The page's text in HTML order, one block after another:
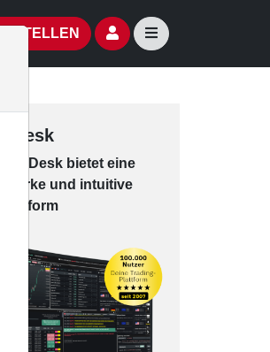
und Artikelsuche öffnen
BESTELLEN Seitennavigation
Desk
Desk bie­tet eine
und in­tui­tive